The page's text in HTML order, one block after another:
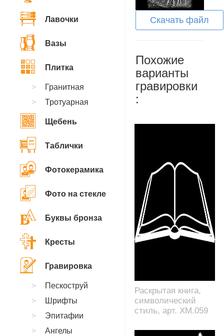
Скачать файл
Похожие
варианты
гравировки
:
Раскрытая книга,
символический
стиль, арт. XM.059
Лавочки
Вазы
Плитка
Гранитная
Тротуарная
Щебень
Таблички
Фотокерамика
Фото на стекле
Буквы бронза
Кресты
Гравировка
Пескоструй
Шрифты
Эпитафии
Ангелы